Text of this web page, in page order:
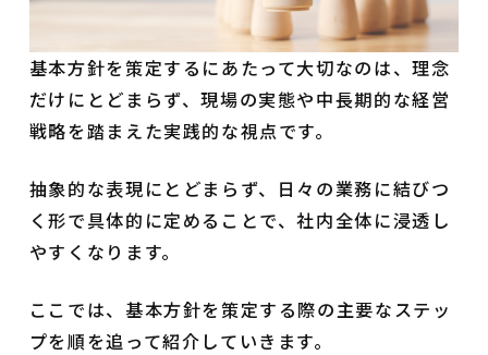
基本方針を策定するにあたって大切なのは、理念
だけにとどまらず、現場の実態や中長期的な経営
戦略を踏まえた実践的な視点です。
抽象的な表現にとどまらず、日々の業務に結びつ
く形で具体的に定めることで、社内全体に浸透し
やすくなります。
ここでは、基本方針を策定する際の主要なステッ
プを順を追って紹介していきます。